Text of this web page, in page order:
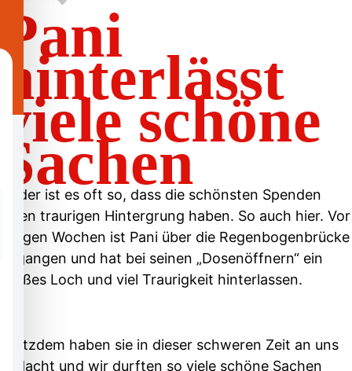
Pani
hinterlässt
viele schöne
Sachen
Leider ist es oft so, dass die schönsten Spenden
einen traurigen Hintergrung haben. So auch hier. Vor
einigen Wochen ist Pani über die Regenbogenbrücke
gegangen und hat bei seinen „Dosenöffnern“ ein
großes Loch und viel Traurigkeit hinterlassen.
Trotzdem haben sie in dieser schweren Zeit an uns
gedacht und wir durften so viele schöne Sachen